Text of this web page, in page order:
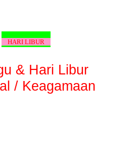
HARI LIBUR
& Hari Libur
/ Keagamaan